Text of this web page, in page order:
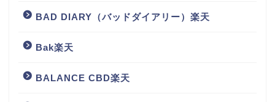
BAD DIARY（バッドダイアリー）楽天
Bak楽天
BALANCE CBD楽天